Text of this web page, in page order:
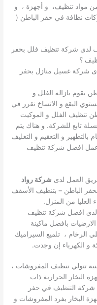
مواد تنظيف، و أجهزة ، و
نظافة في حفر الباطن (
لدى شركة تنظيف فلل بحفر
؟
شركة غسيل منازل بحفر
تقوم بازالة الفلل و
البقع و الاتساخ نقرر في
تنظيف الفلل و الموكيت
تابع للشركة. و هناك يتم
بالتطهير و التعقيم و التغليف
عمل افضل شركة تنظيف
العمل لدى شركة رواد
الباطن – بتنظيف الأسقف
العليا من المنزل.
افضل شركة تنظيف
بافضل ماكينة
الرخام ، تلميع السيراميك
و الكهرباء إن وجدت.
تتولي تنظيف المفروشات ،
البخار الحرارية ذات
شركة التنظيف في حفر
البخار بفرد المفروشات و